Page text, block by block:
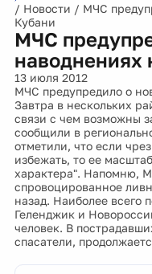
/ Новости / МЧС
Кубани
МЧС
наводнениях
13 июля 2012
МЧС предупредило о
Завтра в нескольких
связи с чем возможны
сообщили в
отметили, что если
избежать, то ее
характера". Напомню,
спровоцированное
назад. Наиболее всего
Геленджик и
человек. В
спасатели,